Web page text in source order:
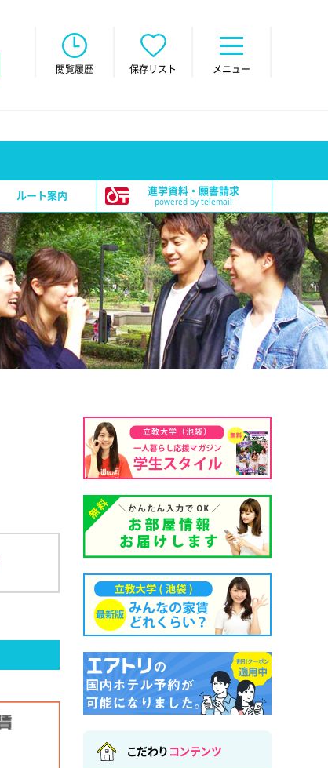
閲覧履歴 保存リスト メニュー
ルート案内 進学資料・願書請求
powered by telemail
立教大学（池袋）
こだわり コンテンツ